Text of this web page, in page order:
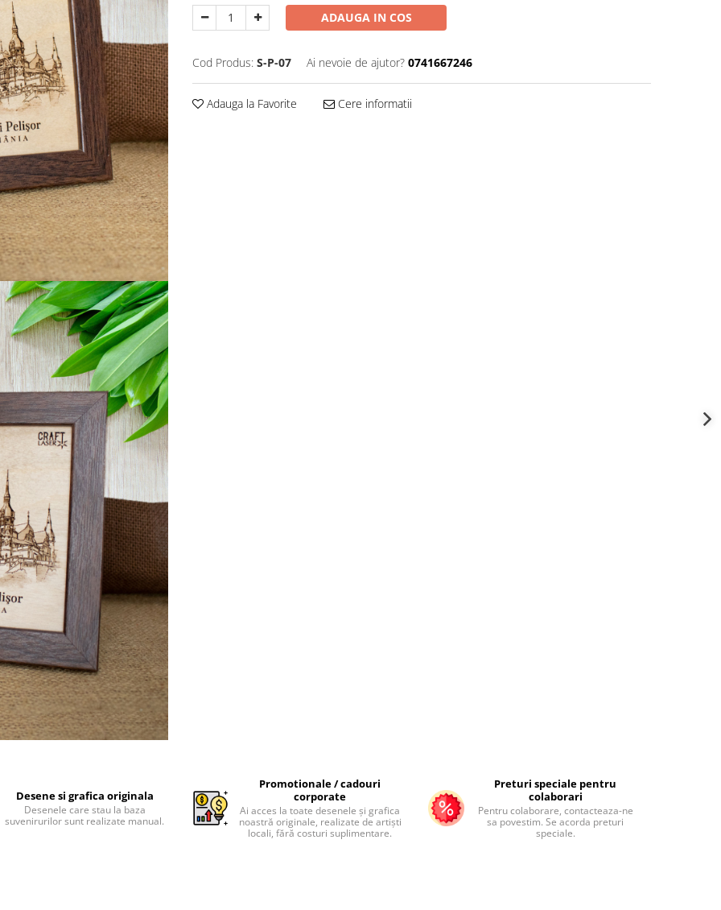
ADAUGA IN COS
Cod Produs: S-P-07 Ai nevoie de ajutor? 0741667246
Adauga la Favorite Cere informatii
Desene si grafica originala
Desenele care stau la baza
suvenirurilor sunt realizate manual.
Promotionale / cadouri
corporate
Ai acces la toate desenele și grafica
noastră originale, realizate de artiști
locali, fără costuri suplimentare.
Preturi speciale pentru
colaborari
Pentru colaborare, contacteaza-ne
sa povestim. Se acorda preturi
speciale.